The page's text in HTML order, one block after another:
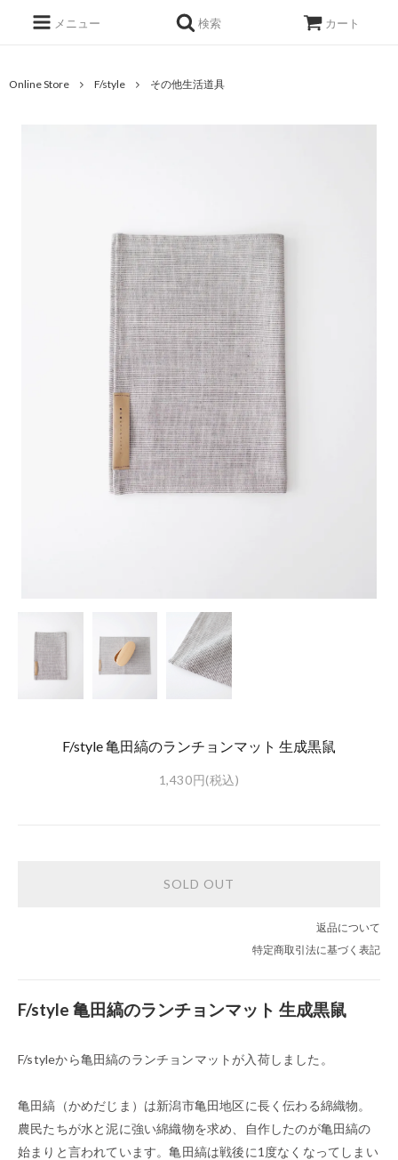
メニュー 検索 カート
Online Store F/style その他生活道具
F/style 亀田縞のランチョンマット 生成黒鼠
1,430円(税込)
SOLD OUT
返品について
特定商取引法に基づく表記
F/style 亀田縞のランチョンマット 生成黒鼠
F/styleから亀田縞のランチョンマットが入荷しました。
亀田縞（かめだじま）は新潟市亀田地区に長く伝わる綿織物。
農民たちが水と泥に強い綿織物を求め、自作したのが亀田縞の
始まりと言われています。亀田縞は戦後に1度なくなってしまい